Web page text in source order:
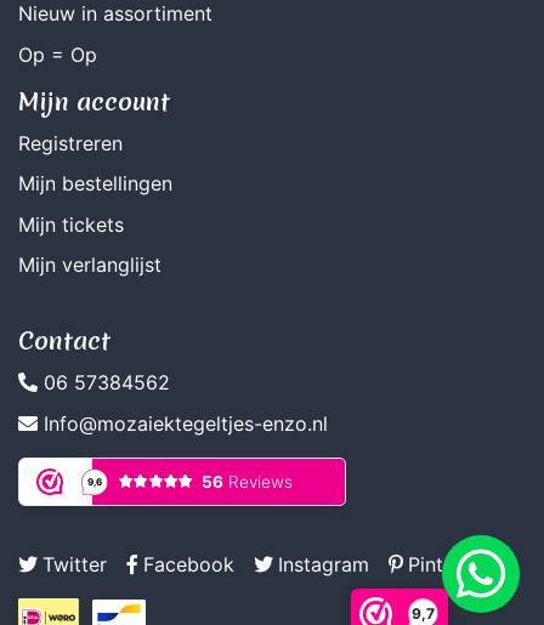
9,7
Nieuw in assortiment
Op = Op
Mijn account
Registreren
Mijn bestellingen
Mijn tickets
Mijn verlanglijst
Contact
06 57384562
Info@mozaiektegeltjes-enzo.nl
Twitter Facebook Instagram Pinterest